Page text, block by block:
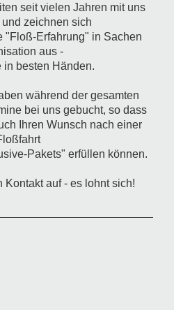
seit vielen Jahren mit uns
zeichnen sich
"Floß-Erfahrung" in Sachen
aus -
in besten Händen.
während der gesamten
bei uns gebucht, so dass
Ihren Wunsch nach einer
Pakets" erfüllen können.
Kontakt auf - es lohnt sich!